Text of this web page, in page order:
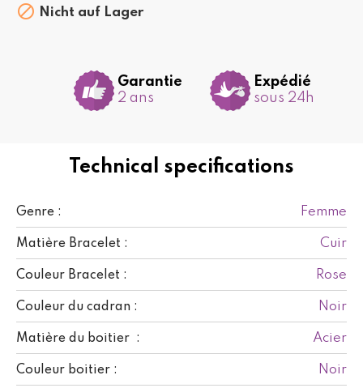
Technical specifications
Genre : Femme
Matière Bracelet : Cuir
Couleur Bracelet : Rose
Couleur du cadran : Noir
Matière du boitier : Acier
Couleur boitier : Noir
 Nicht auf Lager
Garantie
2 ans
Expédié
sous 24h